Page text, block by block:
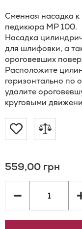
Сменная насадка
педикюра МР 100.
Насадка
для шлифовки, а
ороговевших
Расположите
горизонтально по
удалите
круговыми
Добавить
список
желаний
559,00 грн